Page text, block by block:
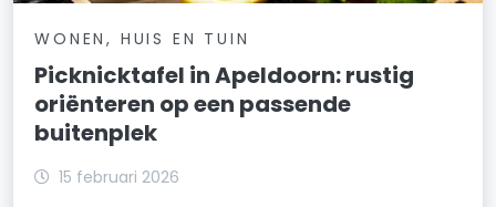
WONEN, HUIS EN TUIN
Picknicktafel in Apeldoorn: rustig
oriënteren op een passende
buitenplek
15 februari 2026